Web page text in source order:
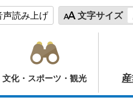
声読み上げ 文字サイズ
文化・スポーツ・観光